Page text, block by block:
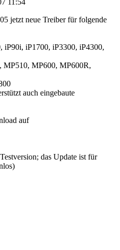
11:54
jetzt neue Treiber für folgende
iP1700, iP3300, iP4300,
MP510, MP600, MP600R,
auch eingebaute
auf
das Update ist für